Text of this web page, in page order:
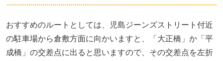
おすすめのルートとしては、児島ジーンズストリート付近
の駐車場から倉敷方面に向かいますと、「大正橋」か「平
成橋」の交差点に出ると思いますので、その交差点を左折